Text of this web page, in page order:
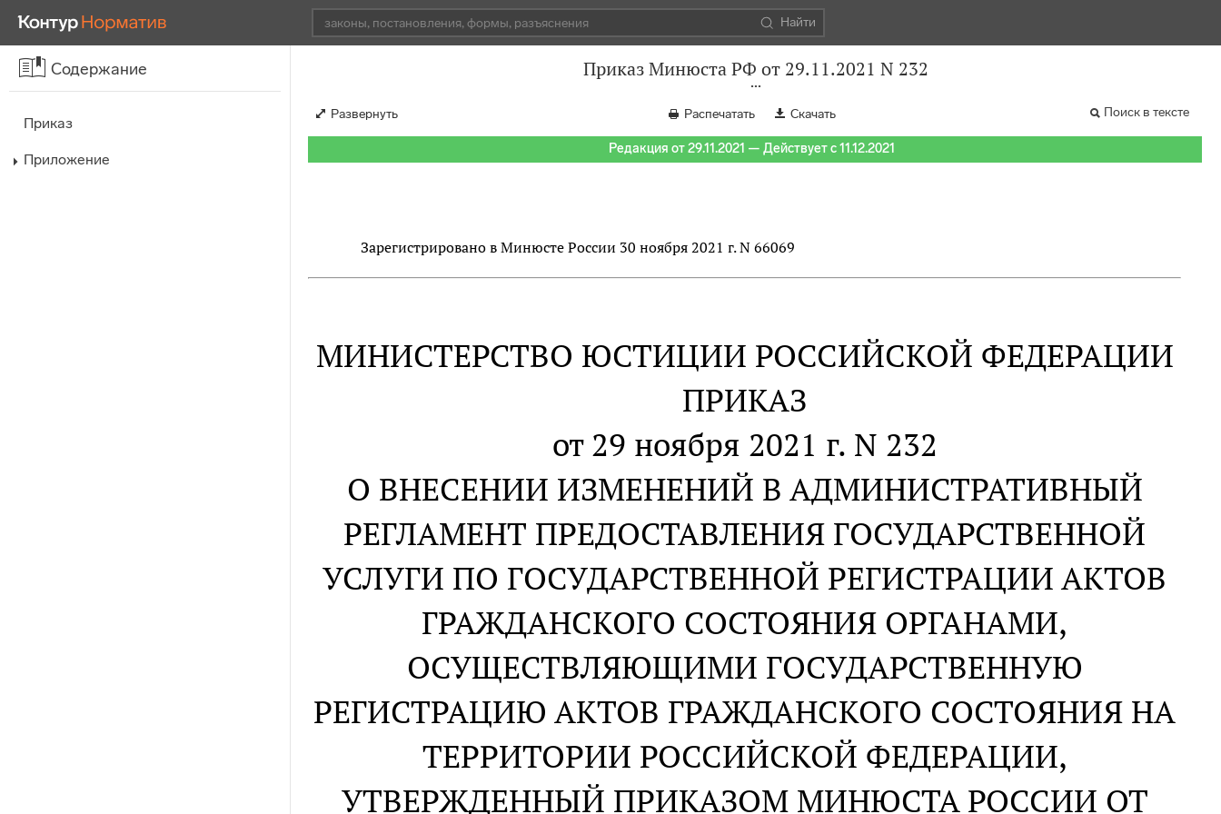
Найти
Содержание
Приказ
Приложение
Приказ Минюста РФ от 29.11.2021 N 232
Развернуть Распечатать Скачать Поиск в тексте
Редакция от 29.11.2021 — Действует с 11.12.2021
Зарегистрировано в Минюсте России 30 ноября 2021 г. N 66069
МИНИСТЕРСТВО ЮСТИЦИИ РОССИЙСКОЙ ФЕДЕРАЦИИ
ПРИКАЗ
от 29 ноября 2021 г. N 232
О ВНЕСЕНИИ ИЗМЕНЕНИЙ В АДМИНИСТРАТИВНЫЙ
РЕГЛАМЕНТ ПРЕДОСТАВЛЕНИЯ ГОСУДАРСТВЕННОЙ
УСЛУГИ ПО ГОСУДАРСТВЕННОЙ РЕГИСТРАЦИИ АКТОВ
ГРАЖДАНСКОГО СОСТОЯНИЯ ОРГАНАМИ,
ОСУЩЕСТВЛЯЮЩИМИ ГОСУДАРСТВЕННУЮ
РЕГИСТРАЦИЮ АКТОВ ГРАЖДАНСКОГО СОСТОЯНИЯ НА
ТЕРРИТОРИИ РОССИЙСКОЙ ФЕДЕРАЦИИ,
УТВЕРЖДЕННЫЙ ПРИКАЗОМ МИНЮСТА РОССИИ ОТ